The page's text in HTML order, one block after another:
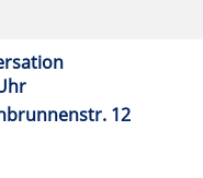
12